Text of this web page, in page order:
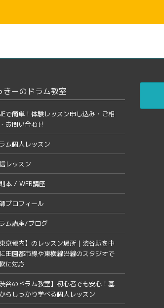
きーのドラム教室
で簡単！体験レッスン申し込み・ご相
お問い合わせ
ム個人レッスン
レッスン
本 / WEB講座
プロフィール
ム講座/ブログ
東京都内】のレッスン場所｜渋谷駅を中
田園都市線や東横線沿線のスタジオで
に対応
渋谷のドラム教室】初心者でも安心！基
らしっかり学べる個人レッスン